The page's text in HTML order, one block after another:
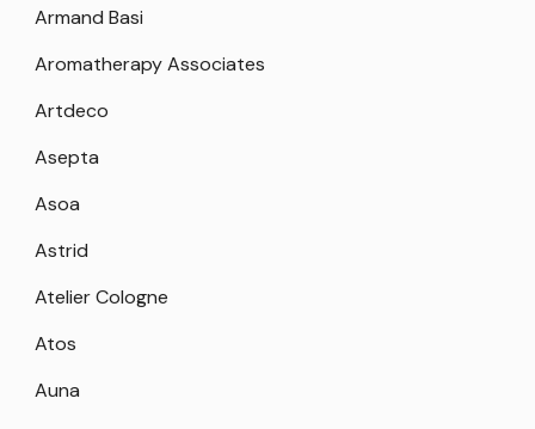
Armand Basi
Aromatherapy Associates
Artdeco
Asepta
Asoa
Astrid
Atelier Cologne
Atos
Auna